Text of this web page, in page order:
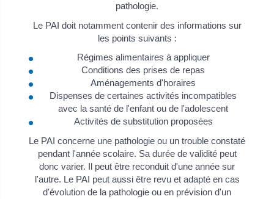
pathologie.
Le PAI doit notamment contenir des informations sur
les points suivants :
Régimes alimentaires à appliquer
Conditions des prises de repas
Aménagements d'horaires
Dispenses de certaines activités incompatibles
avec la santé de l'enfant ou de l'adolescent
Activités de substitution proposées
Le PAI concerne une pathologie ou un trouble constaté
pendant l'année scolaire. Sa durée de validité peut
donc varier. Il peut être reconduit d'une année sur
l'autre. Le PAI peut aussi être revu et adapté en cas
d'évolution de la pathologie ou en prévision d'un